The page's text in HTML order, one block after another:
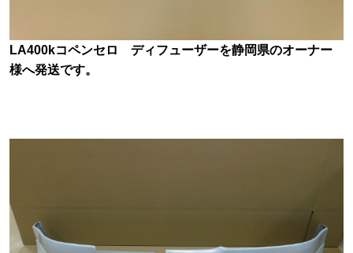
LA400kコペンセロ ディフューザーを静岡県のオーナー
様へ発送です。